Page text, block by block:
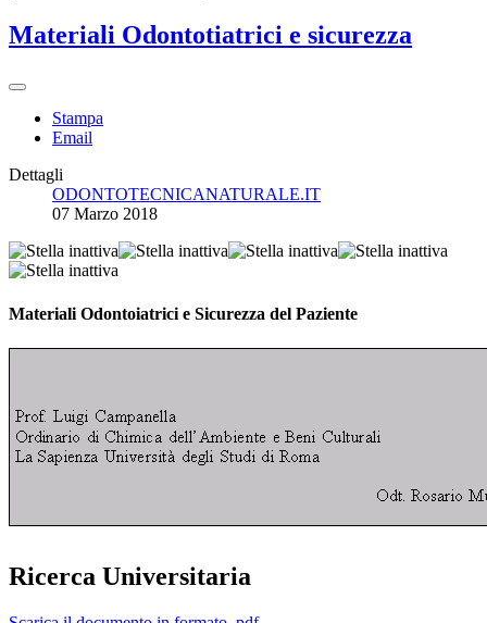
Materiali Odontotiatrici e sicurezza
Stampa
Email
Dettagli
ODONTOTECNICANATURALE.IT
07 Marzo 2018
Materiali Odontoiatrici e Sicurezza del Paziente
Ricerca Universitaria